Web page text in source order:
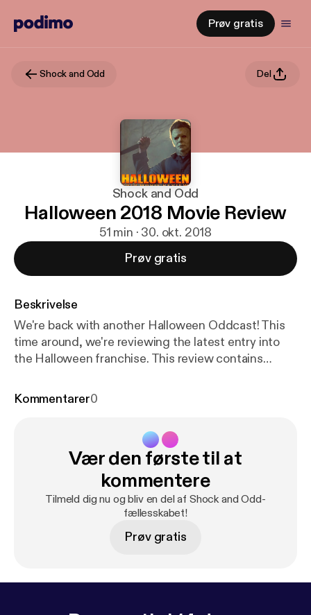
Prøv gratis
Shock and Odd Del
Shock and Odd
Halloween 2018 Movie Review
51 min · 30. okt. 2018
Prøv gratis
Beskrivelse
We're back with another Halloween Oddcast! This
time around, we're reviewing the latest entry into
the Halloween franchise. This review contains
CO.AG
Kommentarer0
Vær den første til at
kommentere
Tilmeld dig nu og bliv en del af Shock and Odd-
fællesskabet!
Prøv gratis